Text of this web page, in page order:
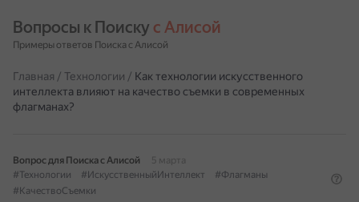
Вопросы к Поиску с Алисой
Примеры ответов Поиска с Алисой
Главная / Технологии / Как технологии искусственного
интеллекта влияют на качество съемки в современных
флагманах?
Вопрос для Поиска с Алисой
5 марта
#Технологии
#ИскусственныйИнтеллект
#Флагманы
#КачествоСъемки